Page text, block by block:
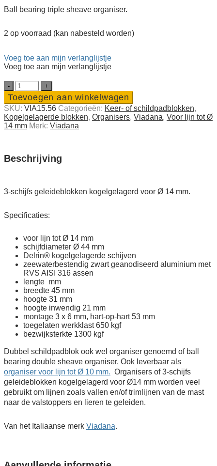
Ball bearing triple sheave organiser.
2 op voorraad (kan nabesteld worden)
Voeg toe aan mijn verlanglijstje
Voeg toe aan mijn verlanglijstje
3-
schijfs
geleideblokken
kogelgelagerd
voor
Ø
Toevoegen aan winkelwagen
SKU: VIA15.56 Categorieën: Keer- of schildpad­­blokken,
Kogel­gelagerde blokken, Organisers, Viadana, Voor lijn tot Ø
14 mm Merk: Viadana
Beschrijving
3-schijfs geleideblokken kogelgelagerd voor Ø 14 mm.
Specificaties:
voor lijn tot Ø 14 mm
schijfdiameter Ø 44 mm
Delrin® kogelgelagerde schijven
zeewaterbestendig zwart geanodiseerd aluminium met
RVS AISI 316 assen
lengte mm
breedte 45 mm
hoogte 31 mm
hoogte inwendig 21 mm
montage 3 x 6 mm, hart-op-hart 53 mm
toegelaten werkklast 650 kgf
bezwijksterkte 1300 kgf
Dubbel schildpadblok ook wel organiser genoemd of ball
bearing double sheave organiser. Ook leverbaar als
organiser voor lijn tot Ø 10 mm. Organisers of 3-schijfs
geleideblokken kogelgelagerd voor Ø14 mm worden veel
gebruikt om lijnen zoals vallen en/of trimlijnen van de mast
naar de valstoppers en lieren te geleiden.
Van het Italiaanse merk Viadana.